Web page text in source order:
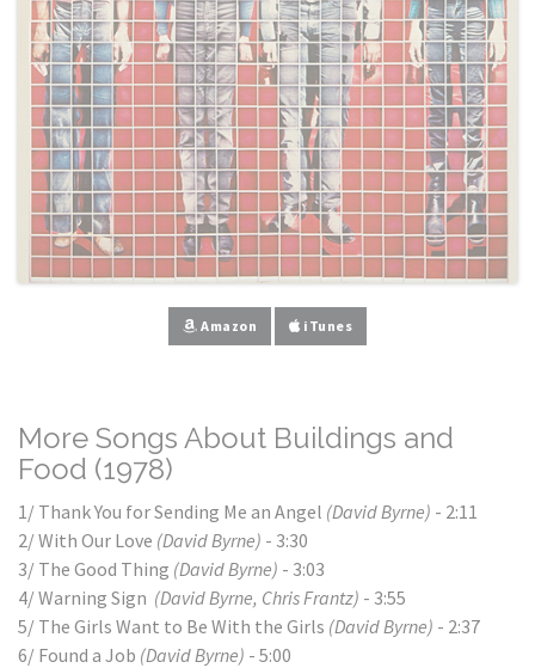
Amazon iTunes
More Songs About Buildings and
Food (1978)
1/ Thank You for Sending Me an Angel (David Byrne) - 2:11
2/ With Our Love (David Byrne) - 3:30
3/ The Good Thing (David Byrne) - 3:03
4/ Warning Sign (David Byrne, Chris Frantz) - 3:55
5/ The Girls Want to Be With the Girls (David Byrne) - 2:37
6/ Found a Job (David Byrne) - 5:00